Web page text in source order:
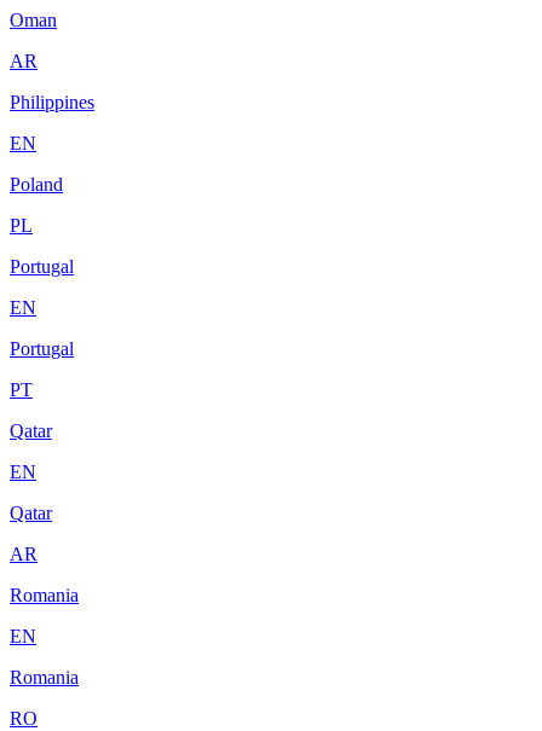
Oman
AR
Philippines
EN
Poland
PL
Portugal
EN
Portugal
PT
Qatar
EN
Qatar
AR
Romania
EN
Romania
RO